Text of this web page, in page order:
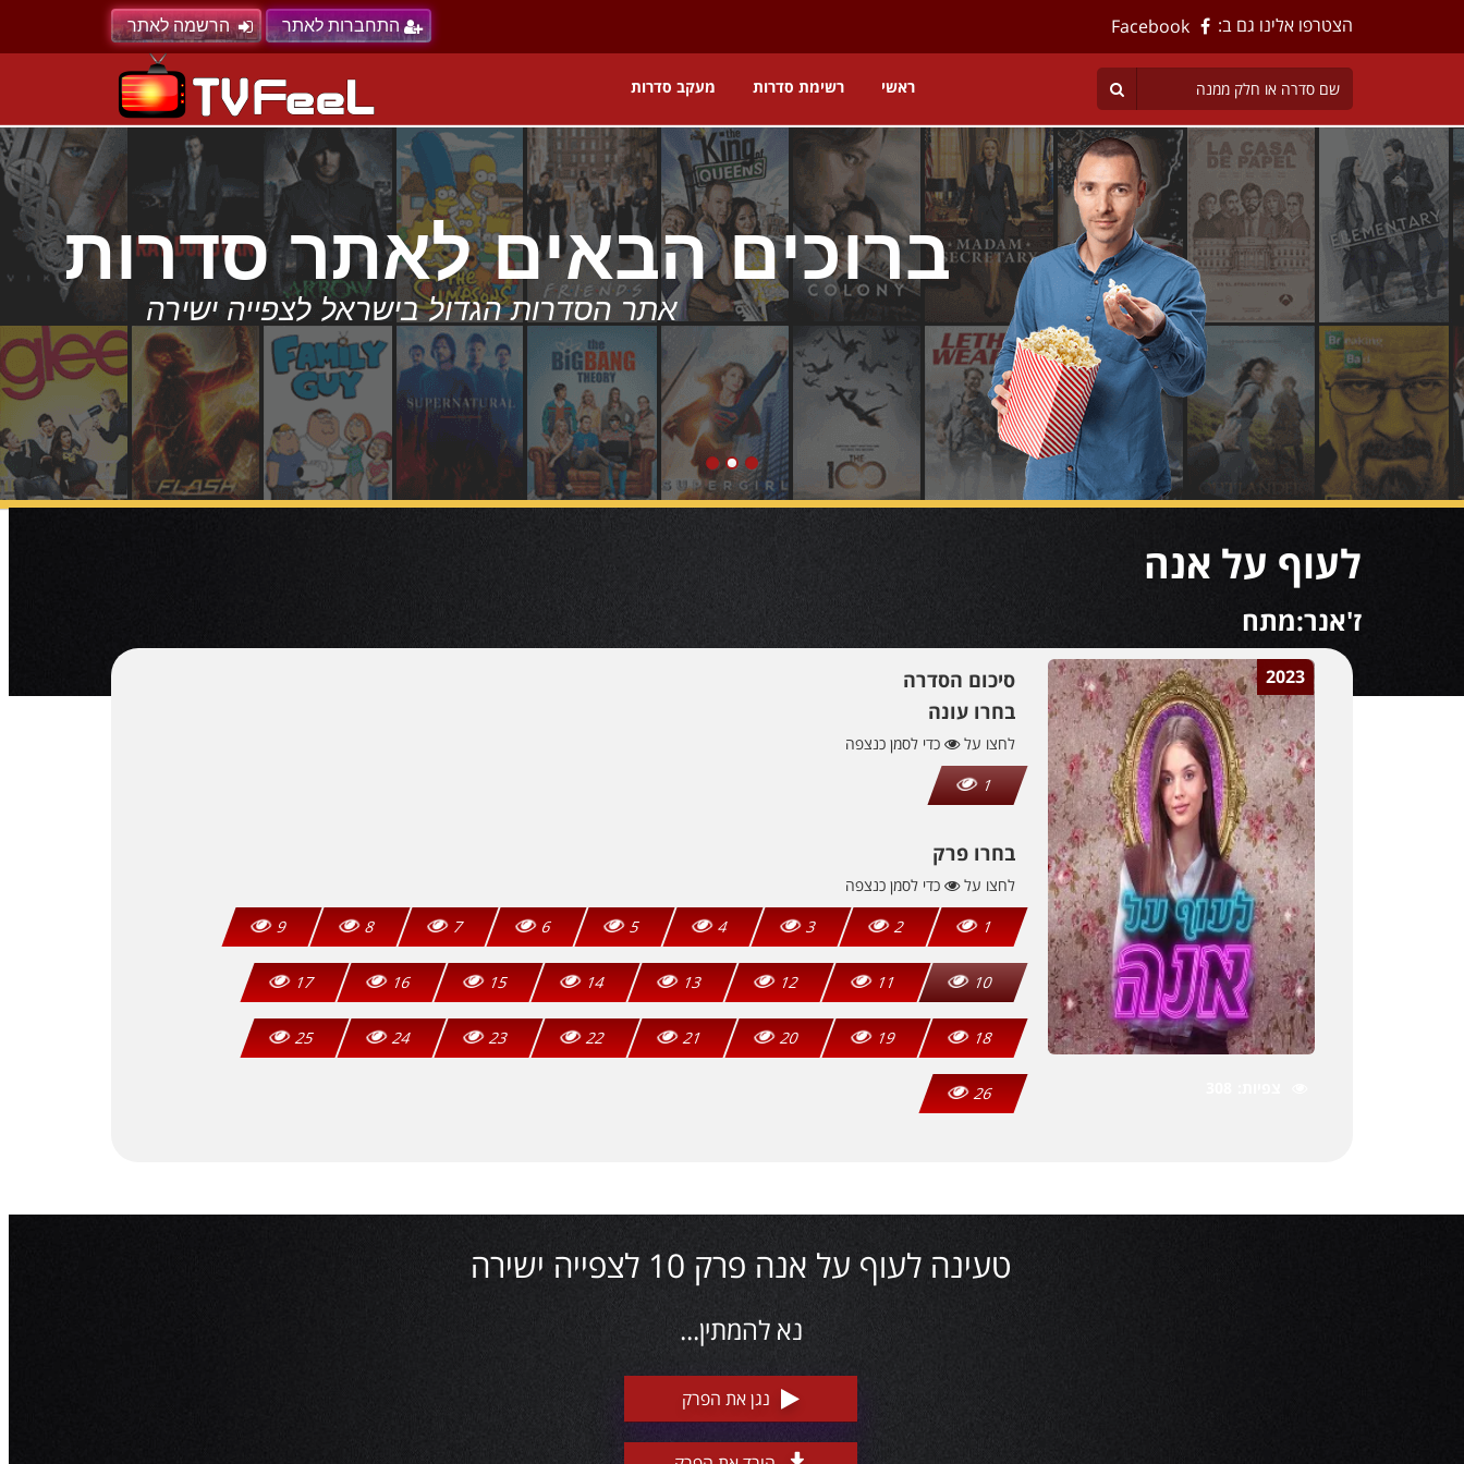
הצטרפו אלינו גם ב: Facebook התחברות לאתר הרשמה לאתר
ראשי רשימת סדרות מעקב סדרות
לעוף על אנה
ז'אנר:מתח
2023
סיכום הסדרה
בחרו עונה
לחצו על
כדי לסמן כנצפה
1
בחרו פרק
לחצו על
כדי לסמן כנצפה
1
2
3
4
5
6
7
8
9
10
11
12
13
14
15
16
17
18
19
20
21
22
23
24
25
26
טעינה לעוף על אנה פרק 10 לצפייה ישירה
נא להמתין...
נגן את הפרק